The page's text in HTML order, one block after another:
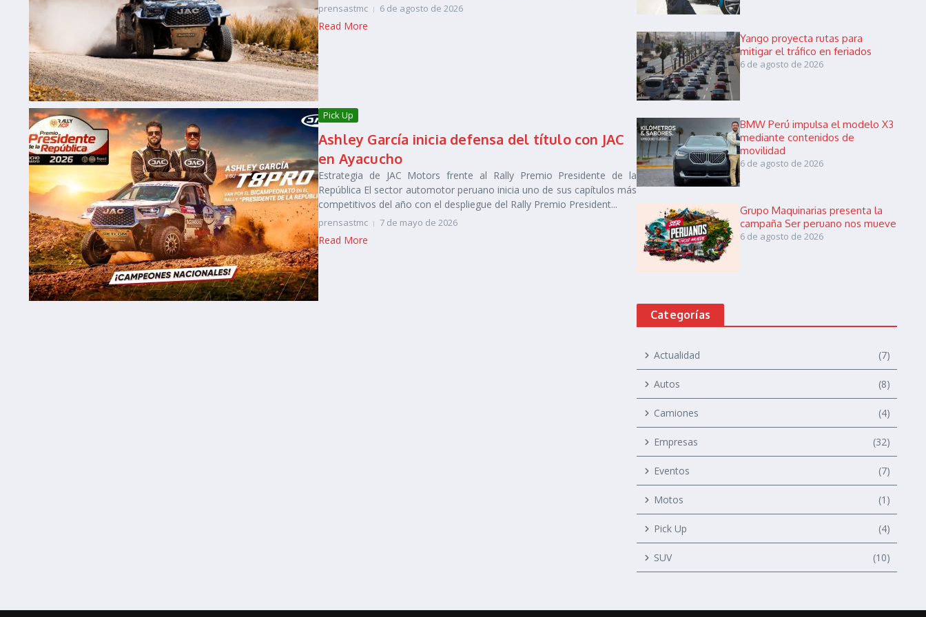
prensastmc 6 de agosto de 2026
Read More
Pick Up
Ashley García inicia defensa del título con JAC
en Ayacucho
Estrategia de JAC Motors frente al Rally Premio Presidente de la
República El sector automotor peruano inicia uno de sus capítulos más
competitivos del año con el despliegue del Rally Premio President...
prensastmc 7 de mayo de 2026
Read More
Yango proyecta rutas para
mitigar el tráfico en feriados
6 de agosto de 2026
BMW Perú impulsa el modelo X3
mediante contenidos de
movilidad
6 de agosto de 2026
Grupo Maquinarias presenta la
campaña Ser peruano nos mueve
6 de agosto de 2026
Categorías
Actualidad (7)
Autos (8)
Camiones (4)
Empresas (32)
Eventos (7)
Motos (1)
Pick Up (4)
SUV (10)